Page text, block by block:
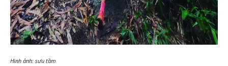
Hình ảnh: sưu tầm